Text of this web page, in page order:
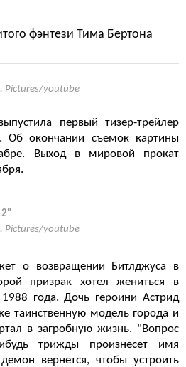
фэнтези Тима Бертона
Pictures/youtube
первый тизер-трейлер
Об окончании съемок картины
Выход в мировой прокат
Pictures/youtube
о возвращении Битлджуса в
призрак хотел жениться в
года. Дочь героини Астрид
таинственную модель города и
в загробную жизнь. "Вопрос
трижды произнесет имя
вернется, чтобы устроить